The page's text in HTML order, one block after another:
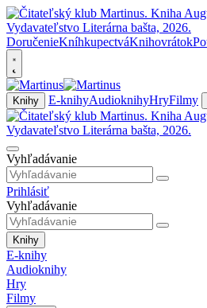
DoručenieKníhkupectváKnihovrátok
Knihy E-knihyAudioknihyHryFilmy
Vyhľadávanie
Prihlásiť
Vyhľadávanie
Knihy
E-knihy
Audioknihy
Hry
Filmy